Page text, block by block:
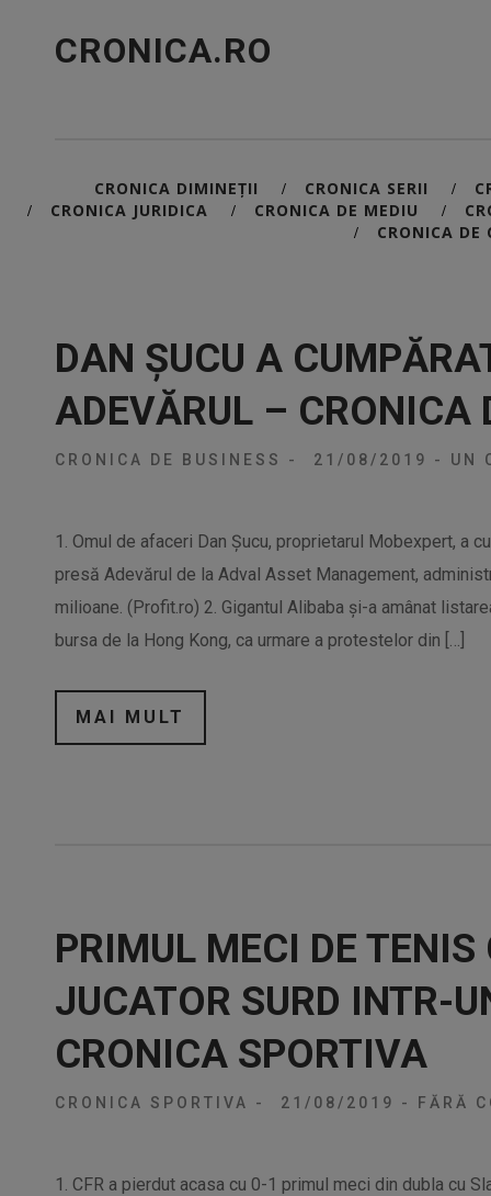
CRONICA.RO
CRONICA DIMINEȚII / CRONICA SERII /
/ CRONICA JURIDICA / CRONICA DE MEDIU /
/ CRONICA DE
DAN ȘUCU A
ADEVĂRUL – CRONICA
CRONICA DE BUSINESS - 21/08/2019 - UN
1. Omul de afaceri Dan Șucu, proprietarul Mobexpert, a
presă Adevărul de la Adval Asset Management,
milioane. (Profit.ro) 2. Gigantul Alibaba și-a amânat
bursa de la Hong Kong, ca urmare a protestelor din […]
MAI MULT
PRIMUL MECI DE
JUCATOR SURD INTR-
CRONICA SPORTIVA
CRONICA SPORTIVA - 21/08/2019 - FĂRĂ
1. CFR a pierdut acasa cu 0-1 primul meci din dubla cu